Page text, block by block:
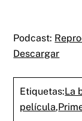
Podcast:
Descargar
Etiquetas:La
película,